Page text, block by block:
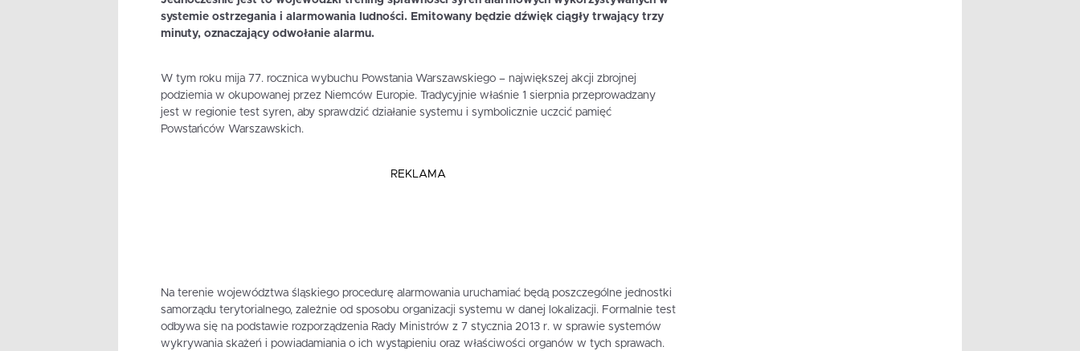
systemie ostrzegania i alarmowania ludności. Emitowany będzie dźwięk ciągły trwający trzy
minuty, oznaczający odwołanie alarmu.
W tym roku mija 77. rocznica wybuchu Powstania Warszawskiego – największej akcji zbrojnej
podziemia w okupowanej przez Niemców Europie. Tradycyjnie właśnie 1 sierpnia przeprowadzany
jest w regionie test syren, aby sprawdzić działanie systemu i symbolicznie uczcić pamięć
Powstańców Warszawskich.
REKLAMA
Na terenie województwa śląskiego procedurę alarmowania uruchamiać będą poszczególne jednostki
samorządu terytorialnego, zależnie od sposobu organizacji systemu w danej lokalizacji. Formalnie test
odbywa się na podstawie rozporządzenia Rady Ministrów z 7 stycznia 2013 r. w sprawie systemów
wykrywania skażeń i powiadamiania o ich wystąpieniu oraz właściwości organów w tych sprawach.